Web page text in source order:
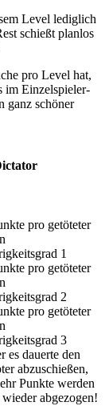
Level lediglich
schießt planlos
pro Level hat,
im Einzelspieler-
ganz schöner
pro getöteter
1
pro getöteter
2
pro getöteter
3
es dauerte den
abzuschießen,
Punkte werden
abgezogen!